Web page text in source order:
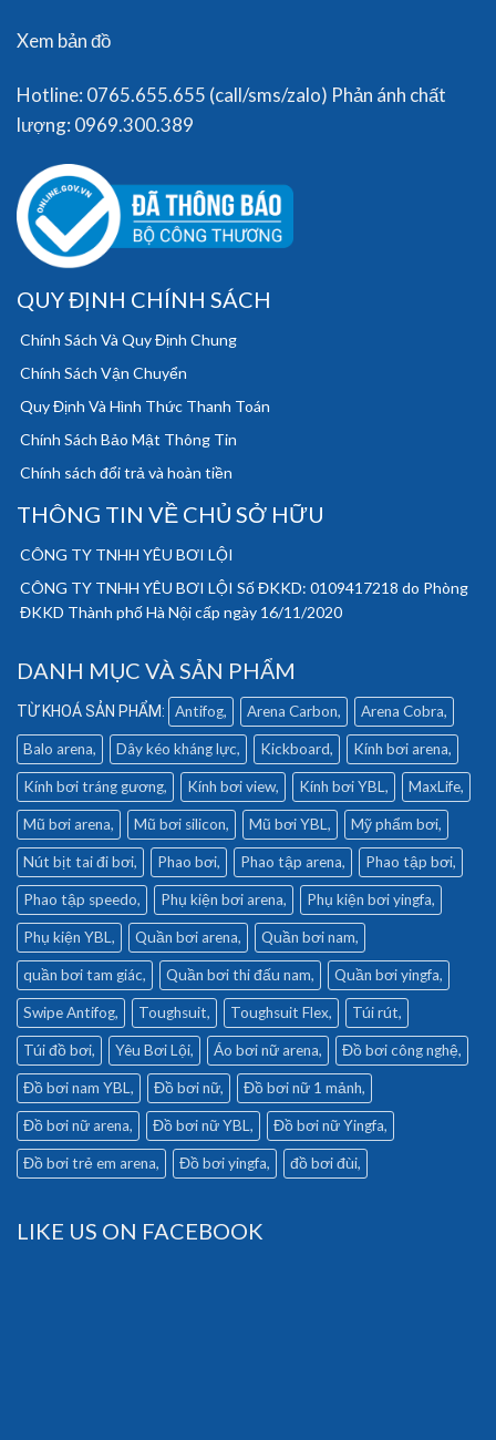
Xem bản đồ
Hotline: 0765.655.655 (call/sms/zalo) Phản ánh chất
lượng: 0969.300.389
QUY ĐỊNH CHÍNH SÁCH
Chính Sách Và Quy Định Chung
Chính Sách Vận Chuyển
Quy Định Và Hình Thức Thanh Toán
Chính Sách Bảo Mật Thông Tin
Chính sách đổi trả và hoàn tiền
THÔNG TIN VỀ CHỦ SỞ HỮU
CÔNG TY TNHH YÊU BƠI LỘI
CÔNG TY TNHH YÊU BƠI LỘI Số ĐKKD: 0109417218 do Phòng
ĐKKD Thành phố Hà Nội cấp ngày 16/11/2020
DANH MỤC VÀ SẢN PHẨM
Antifog Arena Carbon Arena Cobra
Balo arena Dây kéo kháng lực Kickboard Kính bơi arena
Kính bơi tráng gương Kính bơi view Kính bơi YBL MaxLife
Mũ bơi arena Mũ bơi silicon Mũ bơi YBL Mỹ phẩm bơi
Nút bịt tai đi bơi Phao bơi Phao tập arena Phao tập bơi
Phao tập speedo Phụ kiện bơi arena Phụ kiện bơi yingfa
Phụ kiện YBL Quần bơi arena Quần bơi nam
quần bơi tam giác Quần bơi thi đấu nam Quần bơi yingfa
Swipe Antifog Toughsuit Toughsuit Flex Túi rút
Túi đồ bơi Yêu Bơi Lội Áo bơi nữ arena Đồ bơi công nghệ
Đồ bơi nam YBL Đồ bơi nữ Đồ bơi nữ 1 mảnh
Đồ bơi nữ arena Đồ bơi nữ YBL Đồ bơi nữ Yingfa
Đồ bơi trẻ em arena Đồ bơi yingfa đồ bơi đùi
LIKE US ON FACEBOOK